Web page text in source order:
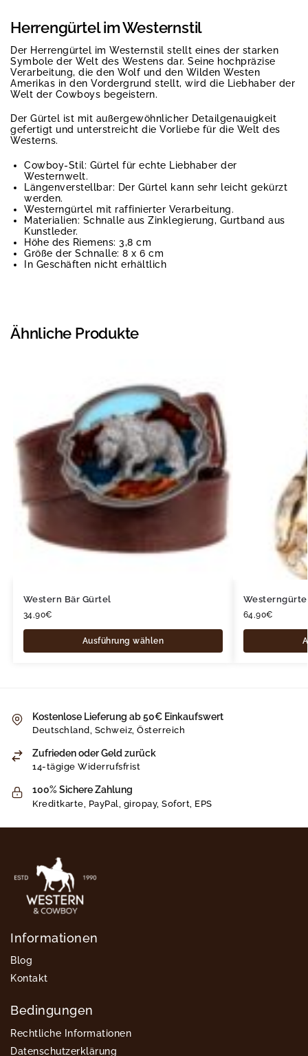
Herrengürtel im Westernstil
Der Herrengürtel im Westernstil stellt eines der starken
Symbole der Welt des Westens dar. Seine hochpräzise
Verarbeitung, die den Wolf und den Wilden Westen
Amerikas in den Vordergrund stellt, wird die Liebhaber der
Welt der Cowboys begeistern.
Der Gürtel ist mit außergewöhnlicher Detailgenauigkeit
gefertigt und unterstreicht die Vorliebe für die Welt des
Westerns.
Cowboy-Stil: Gürtel für echte Liebhaber der
Westernwelt.
Längenverstellbar: Der Gürtel kann sehr leicht gekürzt
werden.
Westerngürtel mit raffinierter Verarbeitung.
Materialien: Schnalle aus Zinklegierung, Gurtband aus
Kunstleder.
Höhe des Riemens: 3,8 cm
Größe der Schnalle: 8 x 6 cm
In Geschäften nicht erhältlich
Ähnliche Produkte
Western Bär Gürtel
34,90€
Ausführung wählen
64,90€
Kostenlose Lieferung ab 50€ Einkaufswert
Deutschland, Schweiz, Österreich
Zufrieden oder Geld zurück
14-tägige Widerrufsfrist
100% Sichere Zahlung
Kreditkarte, PayPal, giropay, Sofort, EPS
Informationen
Blog
Kontakt
Bedingungen
Rechtliche Informationen
Datenschutzerklärung